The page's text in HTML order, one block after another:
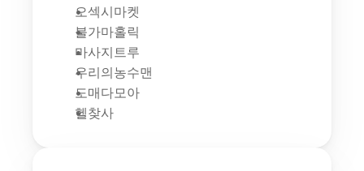
오섹시마켓
불가마홀릭
마사지트루
우리의농수맨
도매다모아
헬찾사